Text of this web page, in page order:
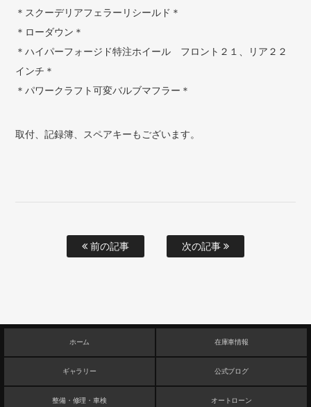
＊スクーデリアフェラーリシールド＊
＊ローダウン＊
＊ハイパーフォージド特注ホイール フロント２１、リア２２
インチ＊
＊パワークラフト可変バルブマフラー＊
取付、記録簿、スペアキーもございます。
前の記事 次の記事
ホーム 在庫車情報
ギャラリー 公式ブログ
整備・修理・車検 オートローン